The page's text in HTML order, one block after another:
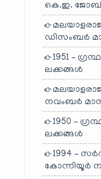
കെ.ഇ.
ഡിസംബർ
1951 –
ലക്കങ്ങൾ
നവംബർ
1950 –
ലക്കങ്ങൾ
1994 –
കോന്നിയൂർ